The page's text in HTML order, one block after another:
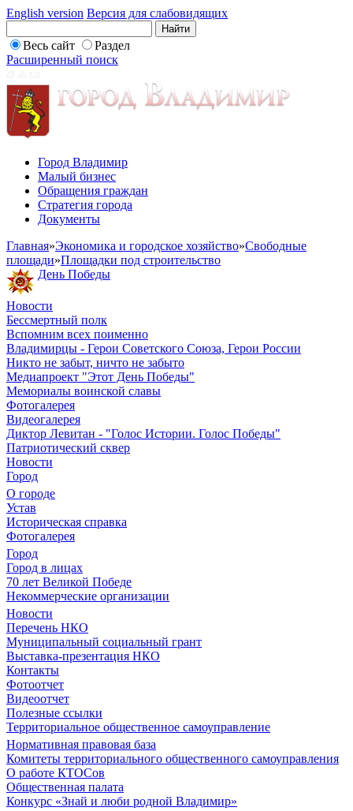
English version Версия для слабовидящих
Весь сайт
Раздел
Расширенный поиск
Город Владимир
Малый бизнес
Обращения граждан
Стратегия города
Документы
Главная»Экономика и городское хозяйство»Свободные
площади»Площадки под строительство
День Победы
Новости
Бессмертный полк
Вспомним всех поименно
Владимирцы - Герои Советского Союза, Герои России
Никто не забыт, ничто не забыто
Медиапроект "Этот День Победы"
Мемориалы воинской славы
Фотогалерея
Видеогалерея
Диктор Левитан - "Голос Истории. Голос Победы"
Патриотический сквер
Новости
Город
О городе
Устав
Историческая справка
Фотогалерея
Город
Город в лицах
70 лет Великой Победе
Некоммерческие организации
Новости
Перечень НКО
Муниципальный социальный грант
Выставка-презентация НКО
Контакты
Фотоотчет
Видеоотчет
Полезные ссылки
Территориальное общественное самоуправление
Нормативная правовая база
Комитеты территориального общественного самоуправления
О работе КТОСов
Общественная палата
Конкурс «Знай и люби родной Владимир»